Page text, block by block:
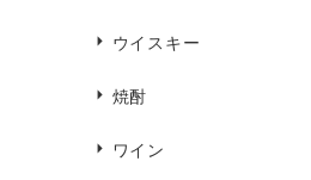
ウイスキー
焼酎
ワイン